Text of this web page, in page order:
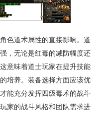
色道术属性的直接影响。道
，无论是红毒的减防幅度还
意味着道士玩家在提升技能
培养。装备选择方面应该优
能充分发挥四级毒术的战斗
家的战斗风格和团队需求进